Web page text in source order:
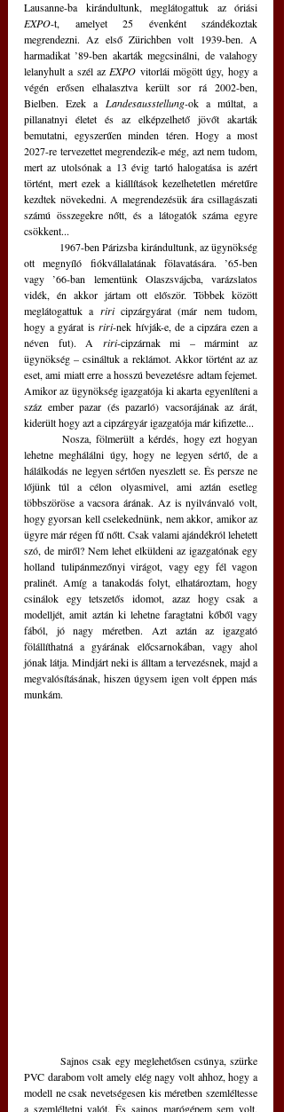
EXPO-t, amelyet 25 évenként szándékoztak
megrendezni. Az első Zürichben volt 1939-ben. A
harmadikat ’89-ben akarták megcsinálni, de valahogy
lelanyhult a szél az EXPO vitorlái mögött úgy, hogy a
végén erősen elhalasztva került sor rá 2002-ben,
Bielben. Ezek a Landesausstellung-ok a múltat, a
pillanatnyi életet és az elképzelhető jövőt akarták
bemutatni, egyszerűen minden téren. Hogy a most
2027-re tervezettet megrendezik-e még, azt nem tudom,
mert az utolsónak a 13 évig tartó halogatása is azért
történt, mert ezek a kiállítások kezelhetetlen méretűre
kezdtek növekedni. A megrendezésük ára csillagászati
számú összegekre nőtt, és a látogatók száma egyre
csökkent...
ott megnyíló fiókvállalatának fölavatására. ’65-ben
vagy ’66-ban lementünk Olaszsvájcba, varázslatos
vidék, én akkor jártam ott először. Többek között
meglátogattuk a riri cipzárgyárat (már nem tudom,
hogy a gyárat is riri-nek hívják-e, de a cipzára ezen a
néven fut). A riri-cipzárnak mi – mármint az
ügynökség – csináltuk a reklámot. Akkor történt az az
eset, ami miatt erre a hosszú bevezetésre adtam fejemet.
Amikor az ügynökség igazgatója ki akarta egyenlíteni a
száz ember pazar (és pazarló) vacsorájának az árát,
kiderült hogy azt a cipzárgyár igazgatója már kifizette...
lehetne meghálálni úgy, hogy ne legyen sértő, de a
hálálkodás ne legyen sértően nyeszlett se. És persze ne
lőjünk túl a célon olyasmivel, ami aztán esetleg
többszöröse a vacsora árának. Az is nyilvánvaló volt,
hogy gyorsan kell cselekednünk, nem akkor, amikor az
ügyre már régen fű nőtt. Csak valami ajándékról lehetett
szó, de miről? Nem lehet elküldeni az igazgatónak egy
holland tulipánmezőnyi virágot, vagy egy fél vagon
pralinét. Amíg a tanakodás folyt, elhatároztam, hogy
csinálok egy tetszetős idomot, azaz hogy csak a
modelljét, amit aztán ki lehetne faragtatni kőből vagy
fából, jó nagy méretben. Azt aztán az igazgató
fölállíthatná a gyárának előcsarnokában, vagy ahol
jónak látja. Mindjárt neki is álltam a tervezésnek, majd a
megvalósításának, hiszen úgysem igen volt éppen más
munkám.
	Sajnos csak egy meglehetősen csúnya, szürke
PVC darabom volt amely elég nagy volt ahhoz, hogy a
modell ne csak nevetségesen kis méretben szemléltesse
a szemléltetni valót. És sajnos marógépem sem volt,